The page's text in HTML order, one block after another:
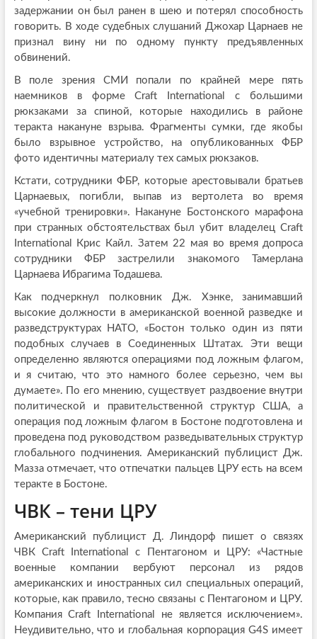
задержании он был ранен в шею и потерял способность
говорить. В ходе судебных слушаний Джохар Царнаев не
признал вину ни по одному пункту предъявленных
обвинений.
В поле зрения СМИ попали по крайней мере пять
наемников в форме Craft International с большими
рюкзаками за спиной, которые находились в районе
теракта накануне взрыва. Фрагменты сумки, где якобы
было взрывное устройство, на опубликованных ФБР
фото идентичны материалу тех самых рюкзаков.
Кстати, сотрудники ФБР, которые арестовывали братьев
Царнаевых, погибли, выпав из вертолета во время
«учебной тренировки». Накануне Бостонского марафона
при странных обстоятельствах был убит владелец Craft
International Крис Кайл. Затем 22 мая во время допроса
сотрудники ФБР застрелили знакомого Тамерлана
Царнаева Ибрагима Тодашева.
Как подчеркнул полковник Дж. Хэнке, занимавший
высокие должности в американской военной разведке и
разведструктурах НАТО, «Бостон только один из пяти
подобных случаев в Соединенных Штатах. Эти вещи
определенно являются операциями под ложным флагом,
и я считаю, что это намного более серьезно, чем вы
думаете». По его мнению, существует раздвоение внутри
политической и правительственной структур США, а
операция под ложным флагом в Бостоне подготовлена и
проведена под руководством разведывательных структур
глобального подчинения. Американский публицист Дж.
Мазза отмечает, что отпечатки пальцев ЦРУ есть на всем
теракте в Бостоне.
ЧВК – тени ЦРУ
Американский публицист Д. Линдорф пишет о связях
ЧВК Craft International с Пентагоном и ЦРУ: «Частные
военные компании вербуют персонал из рядов
американских и иностранных сил специальных операций,
которые, как правило, тесно связаны с Пентагоном и ЦРУ.
Компания Craft International не является исключением».
Неудивительно, что и глобальная корпорация G4S имеет